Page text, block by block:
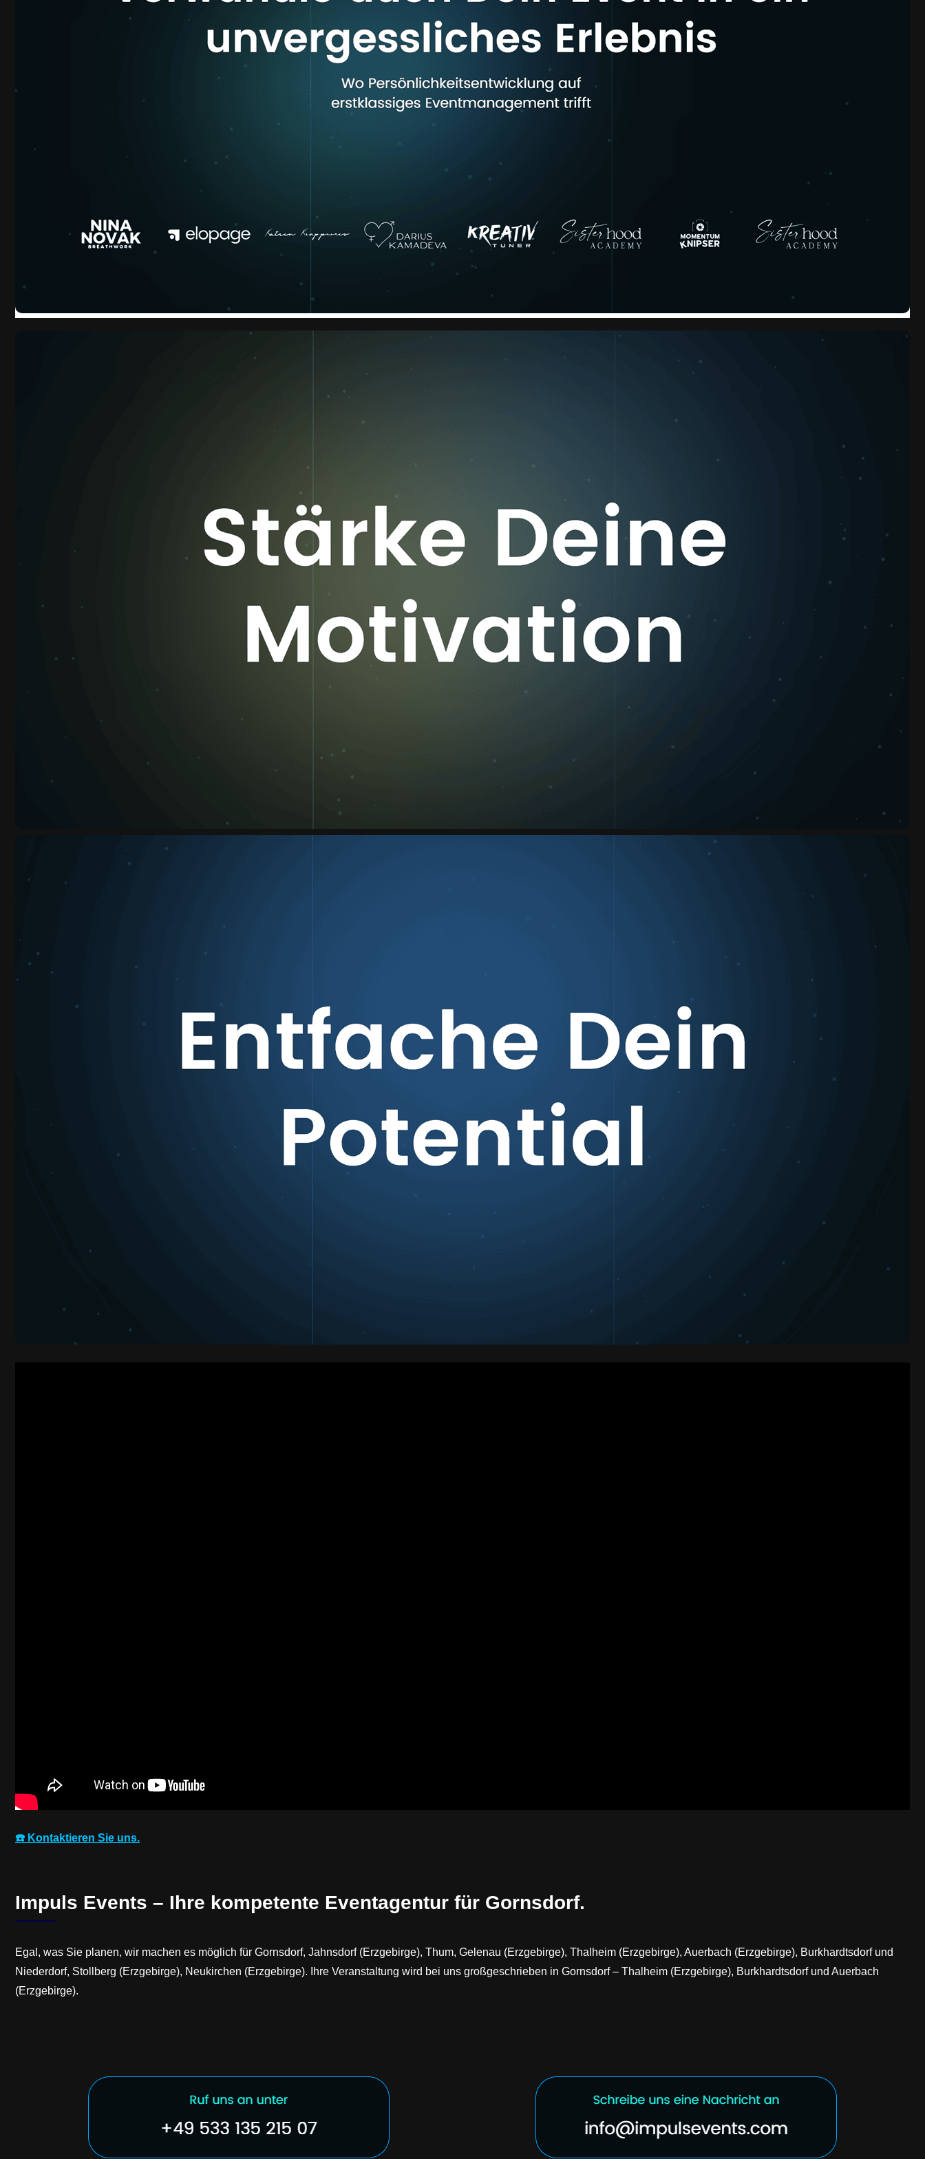
☎️ Kontaktieren Sie uns.
Impuls Events – Ihre kompetente Eventagentur für Gornsdorf.
Egal, was Sie planen, wir machen es möglich für Gornsdorf, Jahnsdorf (Erzgebirge), Thum, Gelenau (Erzgebirge), Thalheim (Erzgebirge), Auerbach (Erzgebirge), Burkhardtsdorf und
Niederdorf, Stollberg (Erzgebirge), Neukirchen (Erzgebirge). Ihre Veranstaltung wird bei uns großgeschrieben in Gornsdorf – Thalheim (Erzgebirge), Burkhardtsdorf und Auerbach
(Erzgebirge).